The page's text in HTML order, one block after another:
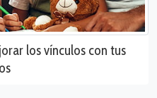
los vínculos con tus